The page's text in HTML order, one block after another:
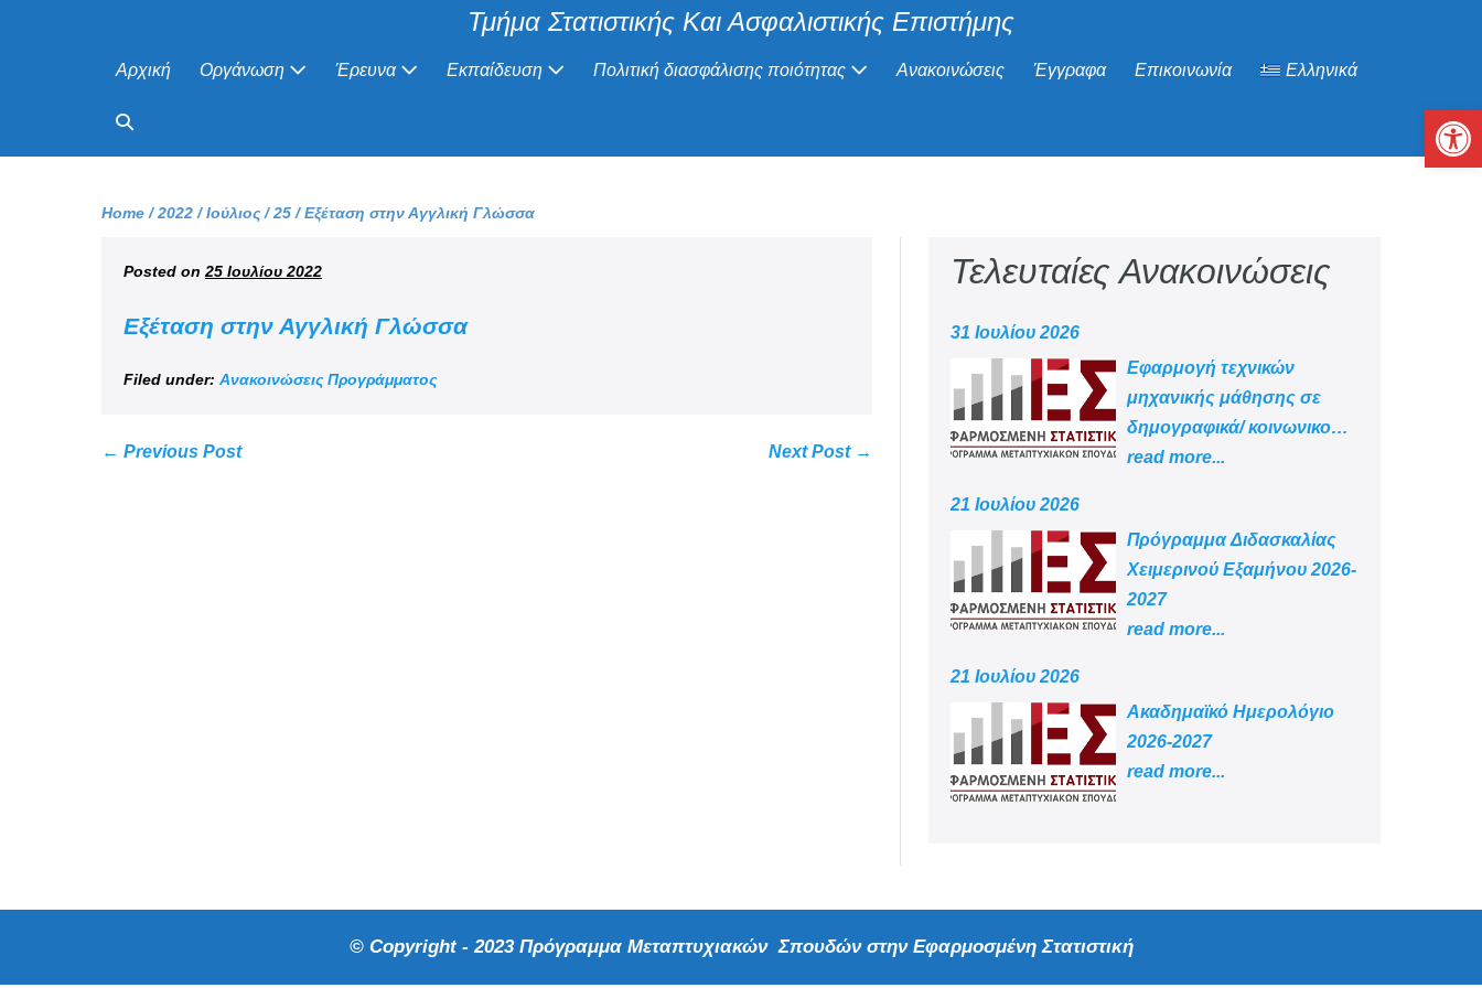
Τμήμα Στατιστικής Και Ασφαλιστικής Επιστήμης
Αρχική Οργάνωση Έρευνα Εκπαίδευση Πολιτική διασφάλισης ποιότητας Ανακοινώσεις Έγγραφα Επικοινωνία Ελληνικά
Home /2022 /Ιούλιος /25 /Εξέταση στην Αγγλική Γλώσσα
Posted on 25 Ιουλίου 2022
Εξέταση στην Αγγλική Γλώσσα
Filed under: Ανακοινώσεις Προγράμματος
← Previous Post Next Post →
Τελευταίες Ανακοινώσεις
31 Ιουλίου 2026
Εφαρμογή τεχνικών
μηχανικής μάθησης σε
δημογραφικά/ κοινωνικο
-οικονομικά δεδομένα
read more...
21 Ιουλίου 2026
Πρόγραμμα Διδασκαλίας
Χειμερινού Εξαμήνου 2026-
2027
read more...
21 Ιουλίου 2026
Aκαδημαϊκό Ημερολόγιο
2026-2027
read more...
© Copyright - 2023 Πρόγραμμα Μεταπτυχιακών Σπουδών στην Εφαρμοσμένη Στατιστική